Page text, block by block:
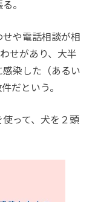
。
や電話相談が相
せがあり、大半
染した（あるい
だという。
って、犬を２頭